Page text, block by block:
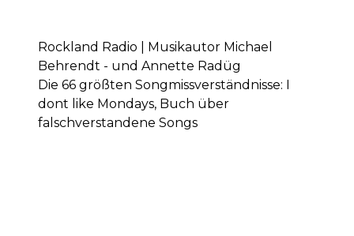
Rockland Radio | Musikautor Michael
Behrendt - und Annette Radüg
Die 66 größten Songmissverständnisse: I
dont like Mondays, Buch über
falschverstandene Songs